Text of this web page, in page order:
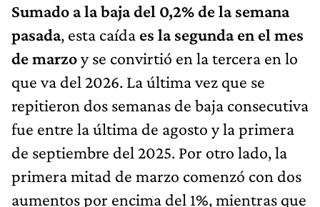
Sumado a la baja del 0,2% de la semana
pasada, esta caída es la segunda en el mes
de marzoy se convirtió en la tercera en lo
que va del 2026. La última vez que se
repitieron dos semanas de baja consecutiva
fue entre la última de agosto y la primera
de septiembre del 2025. Por otro lado, la
primera mitad de marzo comenzó con dos
aumentos por encima del 1%, mientras que